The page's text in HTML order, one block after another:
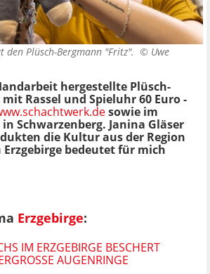
den Plüsch-Bergmann "Fritz". © Uwe
hergestellte Plüsch-
Rassel und Spieluhr 60 Euro -
sowie im
Schwarzenberg. Janina Gläser
die Kultur aus der Region
bedeutet für mich
Erzgebirge:
IM ERZGEBIRGE BESCHERT
AUGENRINGE